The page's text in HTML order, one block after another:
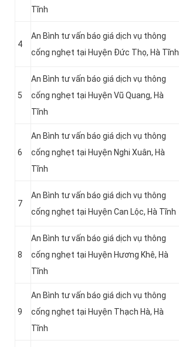
Tĩnh
4
An Bình tư vấn báo giá dịch vụ thông
cống nghẹt tại Huyện Đức Thọ, Hà Tĩnh
5
An Bình tư vấn báo giá dịch vụ thông
cống nghẹt tại Huyện Vũ Quang, Hà
Tĩnh
6
An Bình tư vấn báo giá dịch vụ thông
cống nghẹt tại Huyện Nghi Xuân, Hà
Tĩnh
7
An Bình tư vấn báo giá dịch vụ thông
cống nghẹt tại Huyện Can Lộc, Hà Tĩnh
8
An Bình tư vấn báo giá dịch vụ thông
cống nghẹt tại Huyện Hương Khê, Hà
Tĩnh
9
An Bình tư vấn báo giá dịch vụ thông
cống nghẹt tại Huyện Thạch Hà, Hà
Tĩnh